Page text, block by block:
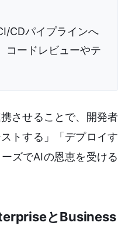
CDパイプラインへ
コードレビューやテ
させることで、開発者
トする」「デプロイす
ズでAIの恩恵を受ける
とBusiness